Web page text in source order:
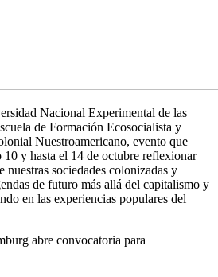
Nacional Experimental de las
de Formación Ecosocialista y
Nuestroamericano, evento que
y hasta el 14 de octubre reflexionar
nuestras sociedades colonizadas y
de futuro más allá del capitalismo y
en las experiencias populares del
abre convocatoria para